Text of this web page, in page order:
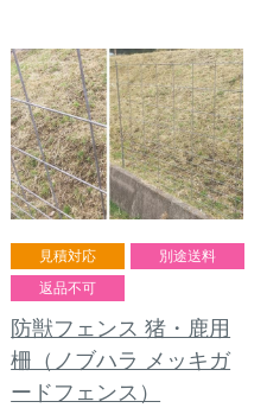
見積対応
別途送料
返品不可
防獣フェンス 猪・鹿用
柵（ノブハラ メッキガ
ードフェンス）